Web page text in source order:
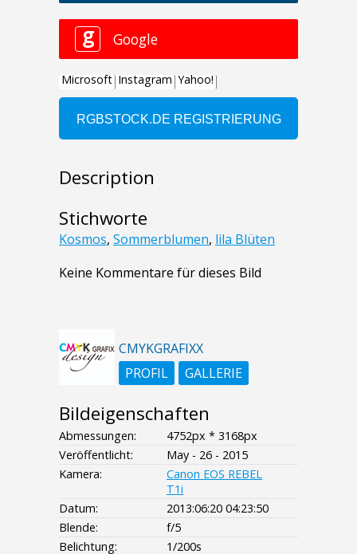
Description
Stichworte
Kosmos, Sommerblumen, lila Blüten
Keine Kommentare für dieses Bild
CMYKGRAFIXX
PROFIL
GALLERIE
Bildeigenschaften
Abmessungen:
4752px * 3168px
Veröffentlicht:
May - 26 - 2015
Kamera:
Canon EOS REBEL
T1i
Datum:
2013:06:20 04:23:50
Blende:
f/5
Belichtung:
1/200s